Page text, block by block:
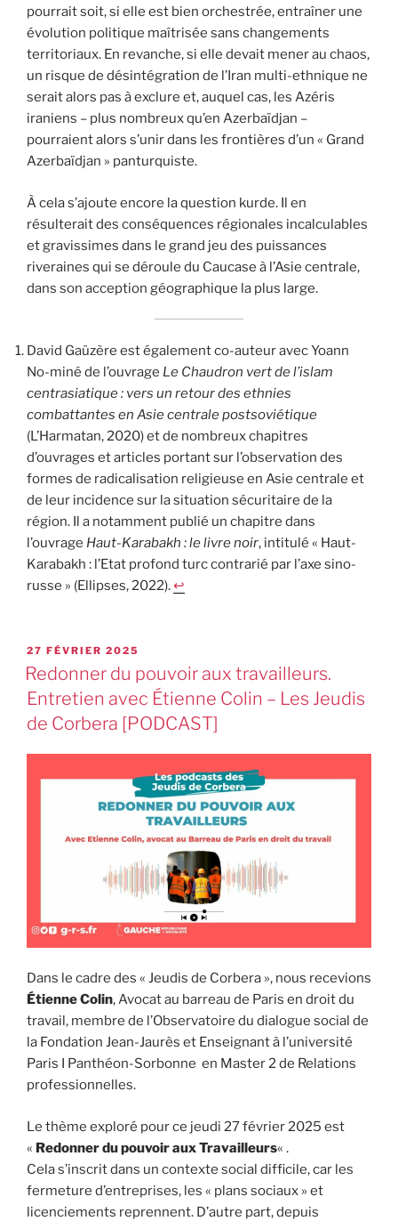
pourrait soit, si elle est bien orchestrée, entraîner une
évolution politique maîtrisée sans changements
territoriaux. En revanche, si elle devait mener au chaos,
un risque de désintégration de l’Iran multi-ethnique ne
serait alors pas à exclure et, auquel cas, les Azéris
iraniens – plus nombreux qu’en Azerbaïdjan –
pourraient alors s’unir dans les frontières d’un « Grand
Azerbaïdjan » panturquiste.
À cela s’ajoute encore la question kurde. Il en
résulterait des conséquences régionales incalculables
et gravissimes dans le grand jeu des puissances
riveraines qui se déroule du Caucase à l’Asie centrale,
dans son acception géographique la plus large.
David Gaüzère est également co-auteur avec Yoann
No-miné de l’ouvrage Le Chaudron vert de l’islam
centrasiatique : vers un retour des ethnies
combattantes en Asie centrale postsoviétique
(L’Harmatan, 2020) et de nombreux chapitres
d’ouvrages et articles portant sur l’observation des
formes de radicalisation religieuse en Asie centrale et
de leur incidence sur la situation sécuritaire de la
région. Il a notamment publié un chapitre dans
l’ouvrage Haut-Karabakh : le livre noir, intitulé « Haut-
Karabakh : l’Etat profond turc contrarié par l’axe sino-
russe » (Ellipses, 2022).↩︎
27 FÉVRIER 2025
Redonner du pouvoir aux travailleurs.
Entretien avec Étienne Colin – Les Jeudis
de Corbera [PODCAST]
Dans le cadre des « Jeudis de Corbera », nous recevions
Étienne Colin, Avocat au barreau de Paris en droit du
travail, membre de l’Observatoire du dialogue social de
la Fondation Jean-Jaurès et Enseignant à l’université
Paris I Panthéon-Sorbonne en Master 2 de Relations
professionnelles.
Le thème exploré pour ce jeudi 27 février 2025 est
« Redonner du pouvoir aux Travailleurs« .
Cela s’inscrit dans un contexte social difficile, car les
fermeture d’entreprises, les « plans sociaux » et
licenciements reprennent. D’autre part, depuis